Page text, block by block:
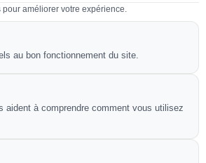
améliorer votre expérience.
au bon fonctionnement du site.
aident à comprendre comment vous utilisez